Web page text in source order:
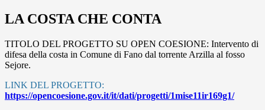
LA COSTA CHE CONTA
TITOLO DEL PROGETTO SU OPEN COESIONE: Intervento di
difesa della costa in Comune di Fano dal torrente Arzilla al fosso
Sejore.
LINK DEL PROGETTO:
https://opencoesione.gov.it/it/dati/progetti/1mise11ir169g1/